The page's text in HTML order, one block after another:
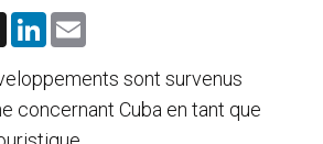
X
L
k
e
d
i
l
sont survenus
concernant Cuba en tant que